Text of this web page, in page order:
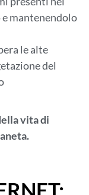
mantenendolo
le alte
del
vita di